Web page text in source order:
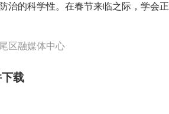
治的科学性。在春节来临之际，学会
区融媒体中心
下载